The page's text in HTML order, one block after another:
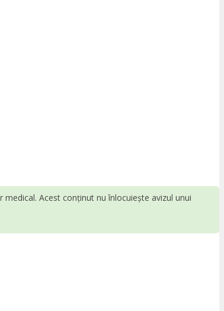
Acest conținut nu înlocuiește avizul unui